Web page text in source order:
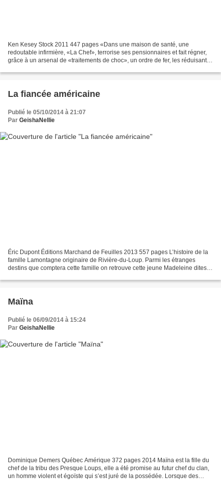
Ken Kesey Stock 2011 447 pages «Dans une maison de santé, une
redoutable infirmière, «La Chef», terrorise ses pensionnaires et fait régner,
grâce à un arsenal de «traitements de choc», un ordre de fer, les réduisant à
La fiancée américaine
Publié le 05/10/2014 à 21:07
Par GeishaNellie
Éric Dupont Éditions Marchand de Feuilles 2013 557 pages L’histoire de la
famille Lamontagne originaire de Rivière-du-Loup. Parmi les étranges
destins que comptera cette famille on retrouve cette jeune Madeleine dites
Maïna
Publié le 06/09/2014 à 15:24
Par GeishaNellie
Dominique Demers Québec Amérique 372 pages 2014 Maïna est la fille du
chef de la tribu des Presque Loups, elle a été promise au futur chef du clan,
un homme violent et égoïste qui s’est juré de la possédée. Lorsque des